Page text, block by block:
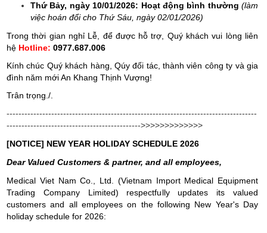
Thứ Bảy, ngày 10/01/2026: Hoạt động bình thường (làm
việc hoán đổi cho Thứ Sáu, ngày 02/01/2026)
Trong thời gian nghỉ Lễ, để được hỗ trợ, Quý khách vui lòng liên
hệ Hotline: 0977.687.006
Kính chúc Quý khách hàng, Qúy đối tác, thành viên công ty và gia
đình năm mới An Khang Thịnh Vượng!
Trân trọng./.
------------------------------------------------------------------------------------
--------------------------------------------->>>>>>>>>>>>>
[NOTICE] NEW YEAR HOLIDAY SCHEDULE 2026
Dear Valued Customers & partner, and all employees,
Medical Viet Nam Co., Ltd. (Vietnam Import Medical Equipment
Trading Company Limited) respectfully updates its valued
customers and all employees on the following New Year's Day
holiday schedule for 2026: